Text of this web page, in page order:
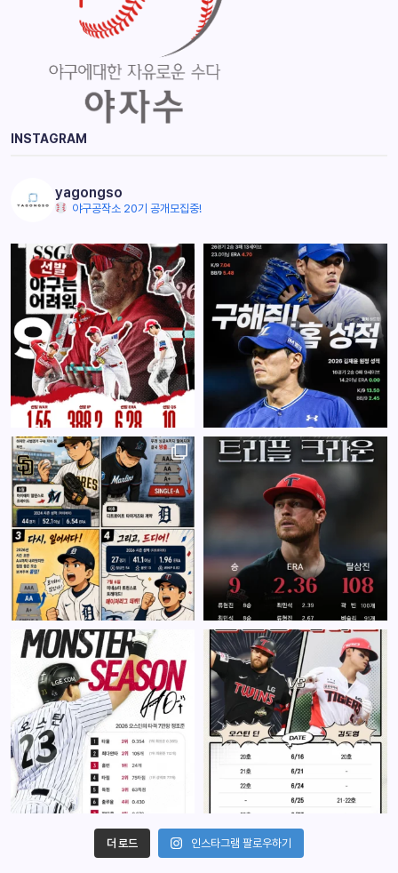
INSTAGRAM
yagongso
야구공작소 20기 공개모집중!
더 로드 인스타그램 팔로우하기